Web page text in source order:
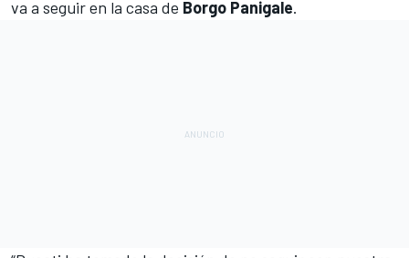
va a seguir en la casa de Borgo Panigale.